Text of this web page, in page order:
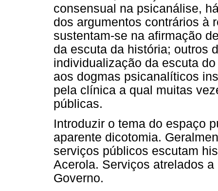
consensual na psicanálise,
dos argumentos contrários à
sustentam-se na afirmação
da escuta da história; outros
individualização da escuta
aos dogmas psicanalíticos
pela clínica a qual muitas
públicas.
Introduzir o tema do espaço
aparente dicotomia.
serviços públicos escutam
Acerola. Serviços atrelados
Governo.